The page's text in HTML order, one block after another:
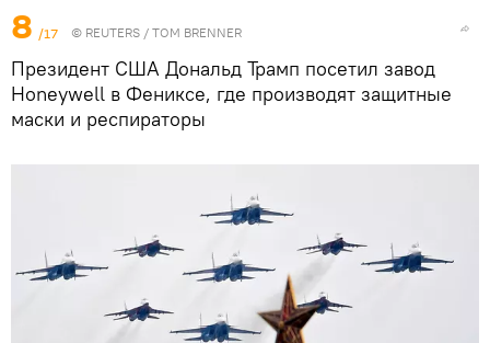
8 /17 © REUTERS / TOM BRENNER
Президент США Дональд Трамп посетил завод
Honeywell в Фениксе, где производят защитные
маски и респираторы